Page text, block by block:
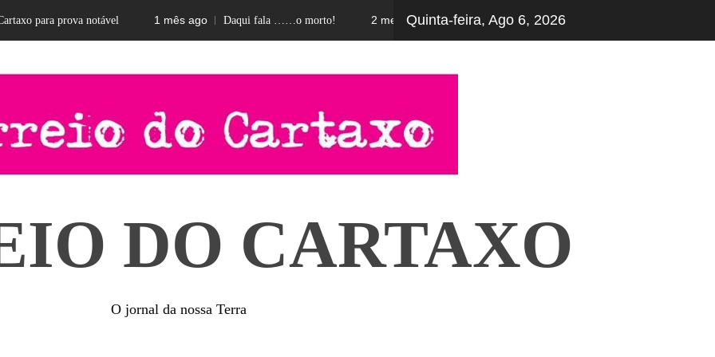
para prova notável 1 mês ago Daqui fala ……o morto! 2 meses ago Férias desportivas e culturais – 2ª fase – inscreva-se já!
Quinta-feira, Ago 6, 2026
DO CARTAXO
O jornal da nossa Terra